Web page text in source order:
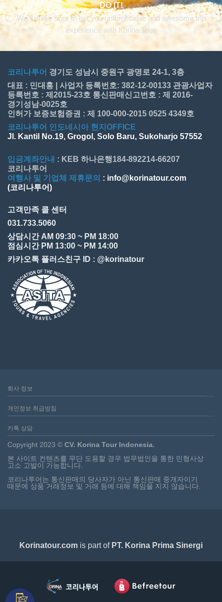
DO IT!
We’ll make sure to get you unforgettable and awesome trip
experience with Korina Tour.
코리나투어 경기도 성남시 중원구 광명로 24-1, 3층
대표 : 민대홍 | 사업자 등록번호: 382-12-00133 관광사업자
등록번호 : 제2015-23호 통신판매신고번호 : 제 2016-
경기성남-0025호
인허가 보증보험증권 : 제 100-000-2015 0525 4349호
코리나투어 인도네시아 현지OFFICE
Jl. Kantil No.19, Grogol, Solo Baru, Sukoharjo 57552
입금계좌안내 : KEB 하나은행184-892214-66207
코리나투어
여행사 및 기업체 제휴문의 : info@korinatour.com
(코리나투어)
고객만족 콜 센터
031.733.5060
상담시간 AM 09:30 ~ PM 18:00
점심시간 PM 13:00 ~ PM 14:00
카카오톡 플러스친구 ID : @korinatour
회사 정보
개인정보 취급방침
카톡 상담
Copyright 2023 © CV. Korina Tour Indonesia.
본 사이트 컨텐츠를 무단 도용할 경우 법무법인을 통한 민형사상
고소 고발이 가능합니다.
코리나투어는 통신판매의 당사자가 아닌 통신판매 중개자이기
때문에 상품 거래정보 및 거래 등에 대해 책임을 지지 않습니다.
Korinatour.com is part of PT. Korina Prima Sinergi